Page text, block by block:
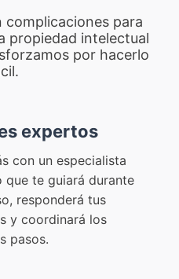
complicaciones para
propiedad intelectual
por hacerlo
expertos
con un especialista
que te guiará durante
responderá tus
y coordinará los
pasos.